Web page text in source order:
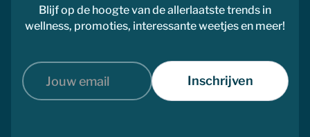
Blijf op de hoogte van de allerlaatste trends in
wellness, promoties, interessante weetjes en meer!